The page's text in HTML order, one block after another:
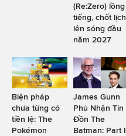
(Re:Zero) lồng
tiếng, chốt lịch
lên sóng đầu
năm 2027
Biện pháp
chưa từng có
tiền lệ: The
Pokémon
James Gunn
Phủ Nhận Tin
Đồn The
Batman: Part